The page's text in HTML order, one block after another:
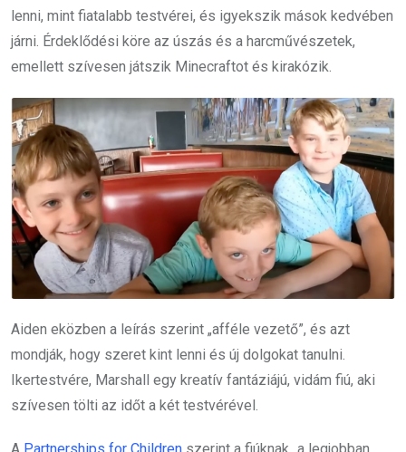
lenni, mint fiatalabb testvérei, és igyekszik mások kedvében
járni. Érdeklődési köre az úszás és a harcművészetek,
emellett szívesen játszik Minecraftot és kirakózik.
Aiden eközben a leírás szerint „afféle vezető”, és azt
mondják, hogy szeret kint lenni és új dolgokat tanulni.
Ikertestvére, Marshall egy kreatív fantáziájú, vidám fiú, aki
szívesen tölti az időt a két testvérével.